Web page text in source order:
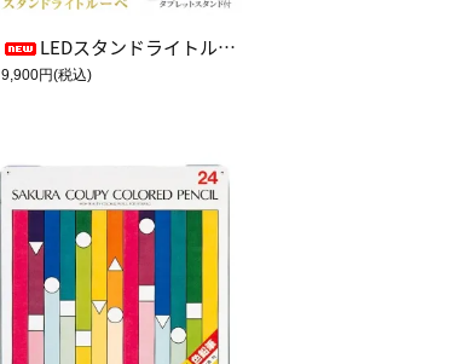
LEDスタンドライトルーペ【アイボリー】
9,900円(税込)